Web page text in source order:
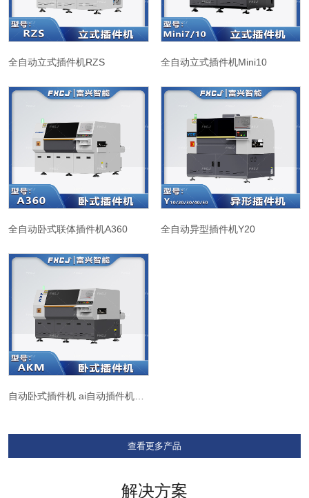
全自动立式插件机RZS 全自动立式插件机Mini10
全自动卧式联体插件机A360 全自动异型插件机Y20
自动卧式插件机 ai自动插件机AKM
查看更多产品
解决方案